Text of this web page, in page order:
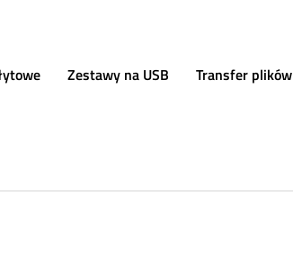
Zestawy na USB Transfer plików